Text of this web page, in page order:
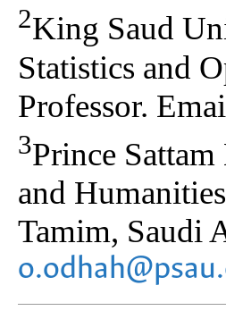
2King Saud
Statistics and
Professor.
3Prince
and
Tamim, Saudi